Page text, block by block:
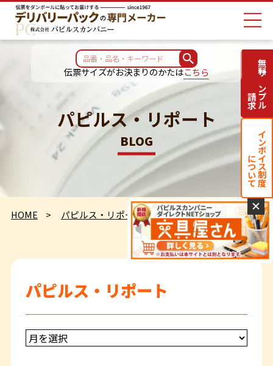
伝票サイズがお決まりのかたはこちら
パピルス・リポート
BLOG
HOME パピルス・リポート 明日は株主総会です
パピルス・リポート
無料サンプル
請求
インボイス制度
について
✕